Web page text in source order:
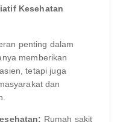
Kesehatan
penting dalam
memberikan
tetapi juga
dan
Rumah sakit